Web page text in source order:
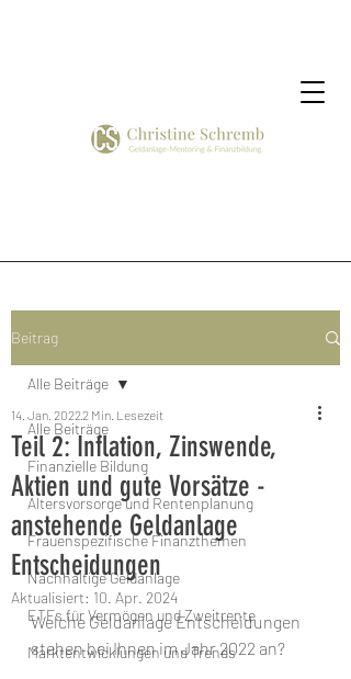
Beitrag
Alle Beiträge
Finanzielle Bildung
Altersvorsorge und Rentenplanung
Frauenspezifische Finanzthemen
Nachhaltige Geldanlage
ETFs für Vermögen und Zweitrente
Marktentwicklungen und Trends
Alle Beiträge
Teil 2: Inflation, Zinswende,
Aktien und gute Vorsätze -
anstehende Geldanlage
Entscheidungen
14. Jan. 20222 Min. Lesezeit
Aktualisiert: 10. Apr. 2024
Welche Geldanlage Entscheidungen
stehen bei Ihnen im Jahr 2022 an?